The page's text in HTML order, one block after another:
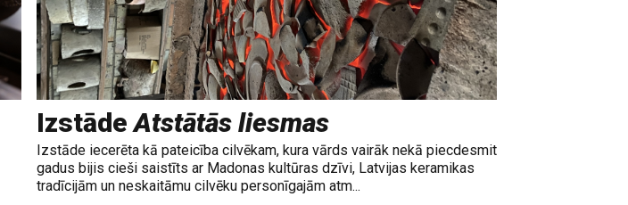
IzstādeAtstātās liesmas
Izstāde iecerēta kā pateicība cilvēkam, kura vārds vairāk nekā piecdesmit
gadus bijis cieši saistīts ar Madonas kultūras dzīvi, Latvijas keramikas
tradīcijām un neskaitāmu cilvēku personīgajām atm...